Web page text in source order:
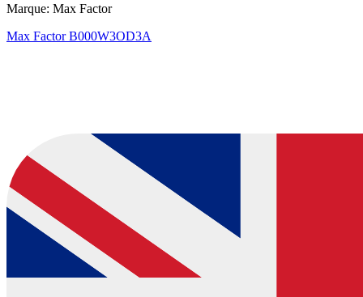
Marque: Max Factor
Max FactorB000W3OD3A